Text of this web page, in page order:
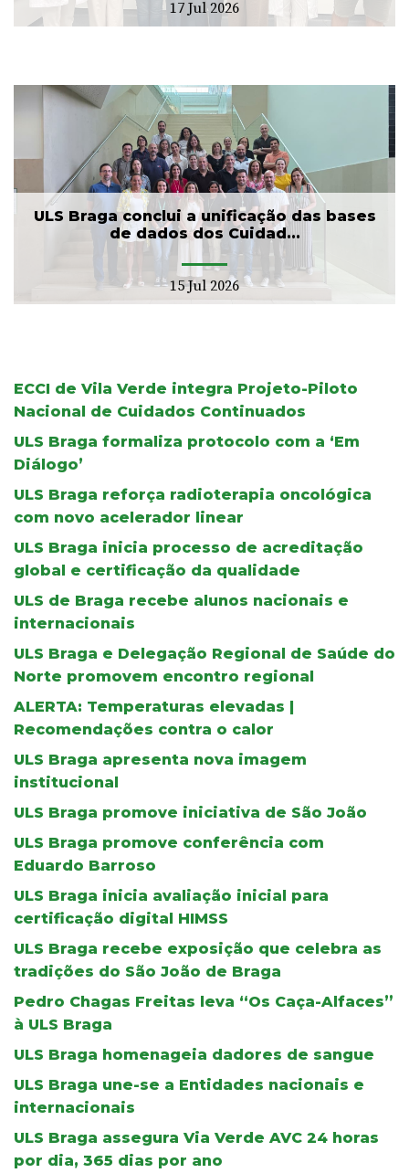
17 Jul 2026
ULS Braga conclui a unificação das bases
de dados dos Cuidad...
15 Jul 2026
ECCI de Vila Verde integra Projeto-Piloto
Nacional de Cuidados Continuados
ULS Braga formaliza protocolo com a ‘Em
Diálogo’
ULS Braga reforça radioterapia oncológica
com novo acelerador linear
ULS Braga inicia processo de acreditação
global e certificação da qualidade
ULS de Braga recebe alunos nacionais e
internacionais
ULS Braga e Delegação Regional de Saúde do
Norte promovem encontro regional
ALERTA: Temperaturas elevadas |
Recomendações contra o calor
ULS Braga apresenta nova imagem
institucional
ULS Braga promove iniciativa de São João
ULS Braga promove conferência com
Eduardo Barroso
ULS Braga inicia avaliação inicial para
certificação digital HIMSS
ULS Braga recebe exposição que celebra as
tradições do São João de Braga
Pedro Chagas Freitas leva “Os Caça-Alfaces”
à ULS Braga
ULS Braga homenageia dadores de sangue
ULS Braga une-se a Entidades nacionais e
internacionais
ULS Braga assegura Via Verde AVC 24 horas
por dia, 365 dias por ano